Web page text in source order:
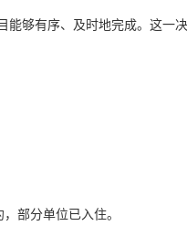
够有序、及时地完成。这一
部分单位已入住。